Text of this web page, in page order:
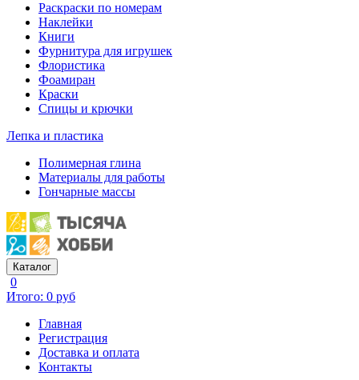
Раскраски по номерам
Наклейки
Книги
Фурнитура для игрушек
Флористика
Фоамиран
Краски
Спицы и крючки
Лепка и пластика
Полимерная глина
Материалы для работы
Гончарные массы
Каталог
0
Итого: 0 руб
Главная
Регистрация
Доставка и оплата
Контакты